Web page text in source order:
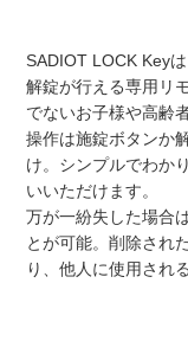
SADIOT LOCK Key
解錠が行える専用リ
でないお子様や高齢
操作は施錠ボタンか
け。シンプルでわか
いいただけます。
万が一紛失した場合
とが可能。削除され
り、他人に使用され